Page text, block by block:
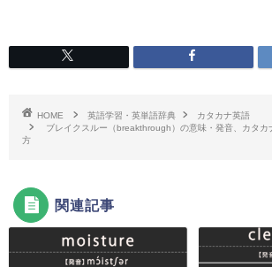
HOME 英語学習・英単語辞典
カタカナ英語
ブレイクスルー（breakthrough）の意味・発音、カタカ
方
関連記事